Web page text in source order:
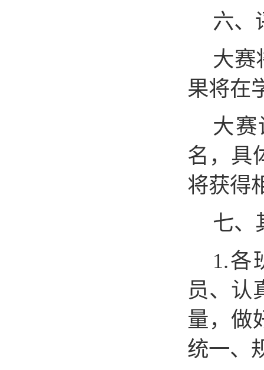
六、
大赛
果将在
大
名，具
将获得
七、
1.各
员、认
量，做
统一、